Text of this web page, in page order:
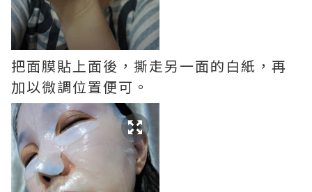
把面膜貼上面後，撕走另一面的白紙，再
加以微調位置便可。